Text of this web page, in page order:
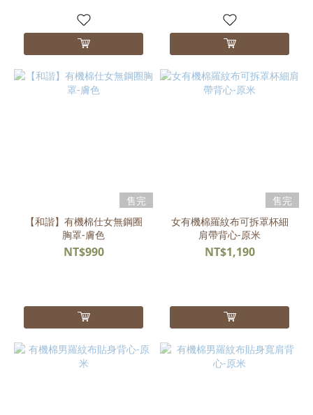
售完
【和諧】有機棉仕女無鋼圈
胸罩-膚色
NT$990
售完
女有機棉羅紋布可拆罩杯細
肩帶背心-原米
NT$1,190